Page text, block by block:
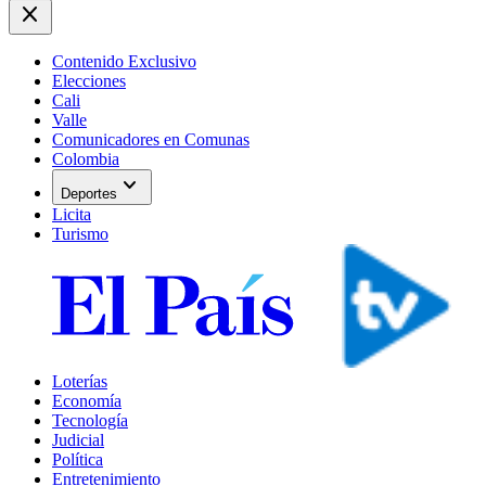
close
Contenido Exclusivo
Elecciones
Cali
Valle
Comunicadores en Comunas
Colombia
Deportes expand_more
Licita
Turismo
Loterías
Economía
Tecnología
Judicial
Política
Entretenimiento